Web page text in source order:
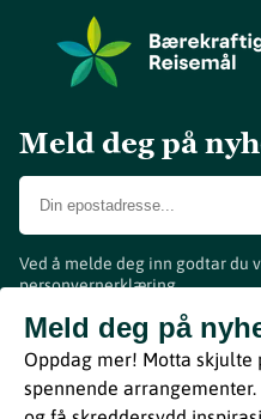
Meld deg på
Ved å melde deg inn godtar du
personvernerklæring.
Meld deg på
Oppdag mer! Motta skjulte
spennende
www.visitvestfold.com
Turistinformasjon
Vestfold